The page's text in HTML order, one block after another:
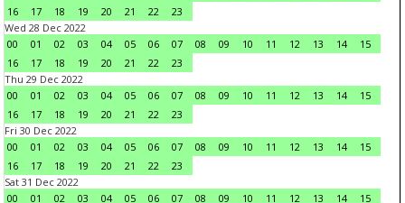
16
17 18 19 20 21 22
23
Wed 28 Dec 2022
00
01 02 03 04 05 06 07 08 09 10 11 12 13 14
15
16
17 18 19 20 21 22
23
Thu 29 Dec 2022
00
01 02 03 04 05 06 07 08 09 10 11 12 13 14
15
16
17 18 19 20 21 22
23
Fri 30 Dec 2022
00
01 02 03 04 05 06 07 08 09 10 11 12 13 14
15
16
17 18 19 20 21 22
23
Sat 31 Dec 2022
00
01 02 03 04 05 06 07 08 09 10 11 12 13 14
15